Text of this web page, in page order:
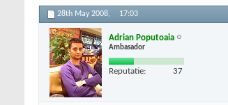
28th May 2008, 17:03
Adrian Poputoaia
Ambasador
Reputatie: 37